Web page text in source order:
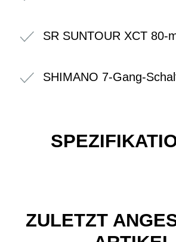
SR SUNTOUR XCT 80-
SHIMANO 7-Gang-
ZULETZT